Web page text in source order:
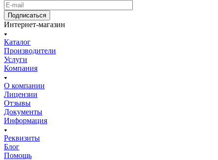
Подписаться
Интернет-магазин
Каталог
Производители
Услуги
Компания
О компании
Лицензии
Отзывы
Документы
Информация
Реквизиты
Блог
Помощь